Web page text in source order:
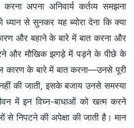
अपना अनिवार्य कर्तव्य समझना
ध्यान से सुनकर यह ब्योरा देना कि क्या
और बहाने के बारे में बात करना और
और मौखिक झगड़े में पड़ने के पीछे के
कारण के बारे में बात करना—उनसे पूरी
की जाती, इसके बजाय उनसे समस्या
में इन विघ्न-बाधाओं को खत्म करने
से निपटने की अपेक्षा की जाती है। मान